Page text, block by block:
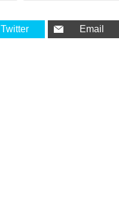
Twitter Email